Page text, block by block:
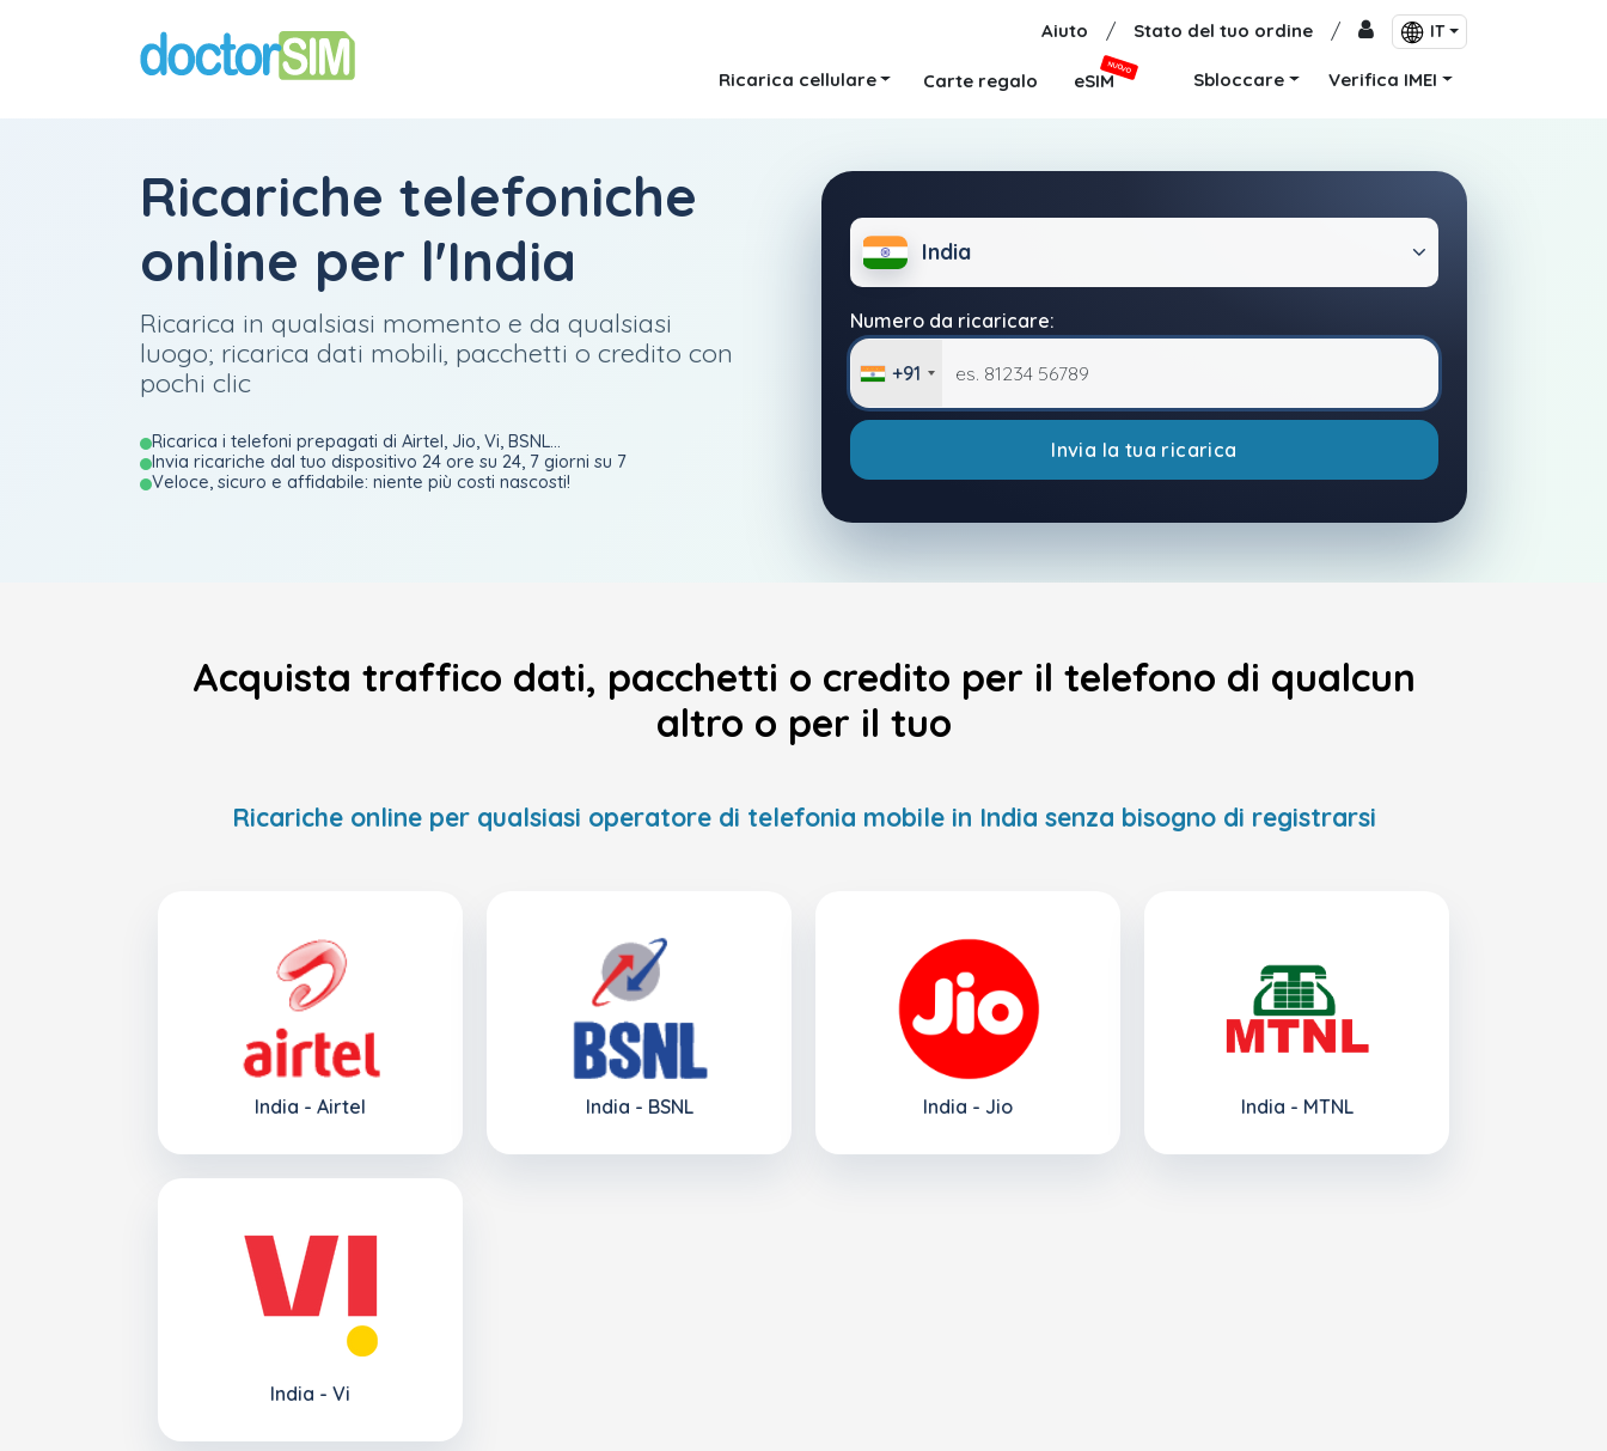
Aiuto / Stato del tuo ordine / IT
Ricarica cellulare Carte regalo eSIM
NUOVO
Sbloccare Verifica IMEI
Ricariche telefoniche
online per l'India
Ricarica in qualsiasi momento e da qualsiasi
luogo; ricarica dati mobili, pacchetti o credito con
pochi clic
Ricarica i telefoni prepagati di Airtel, Jio, Vi, BSNL...
Invia ricariche dal tuo dispositivo 24 ore su 24, 7 giorni su 7
Veloce, sicuro e affidabile: niente più costi nascosti!
India
Numero da ricaricare:
+91
Invia la tua ricarica
Acquista traffico dati, pacchetti o credito per il telefono di qualcun
altro o per il tuo
Ricariche online per qualsiasi operatore di telefonia mobile in India senza bisogno di registrarsi
India - Airtel India - BSNL India - Jio India - MTNL
India - Vi